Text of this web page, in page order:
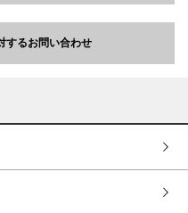
するお問い合わせ